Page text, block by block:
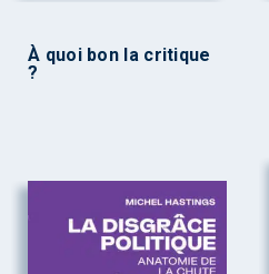
À quoi bon la critique
?